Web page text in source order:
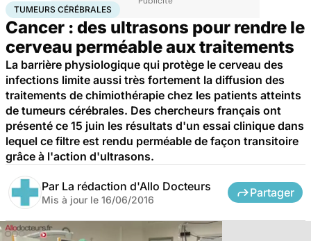
AccueilSantéMaladies Tumeurs cérébrales
TUMEURS CÉRÉBRALES
Cancer : des ultrasons pour rendre le
cerveau perméable aux traitements
La barrière physiologique qui protège le cerveau des
infections limite aussi très fortement la diffusion des
traitements de chimiothérapie chez les patients atteints
de tumeurs cérébrales. Des chercheurs français ont
présenté ce 15 juin les résultats d'un essai clinique dans
lequel ce filtre est rendu perméable de façon transitoire
grâce à l'action d'ultrasons.
Par La rédaction d'Allo Docteurs
Mis à jour le 16/06/2016
Partager